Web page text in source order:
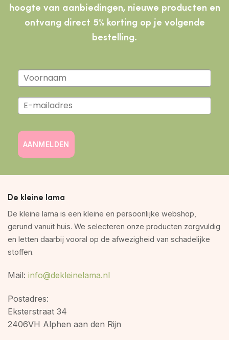
hoogte van aanbiedingen, nieuwe producten en
ontvang direct 5% korting op je volgende
bestelling.
AANMELDEN
De kleine lama
De kleine lama is een kleine en persoonlijke webshop,
gerund vanuit huis. We selecteren onze producten zorgvuldig
en letten daarbij vooral op de afwezigheid van schadelijke
stoffen.
Mail: info@dekleinelama.nl
Postadres:
Eksterstraat 34
2406VH Alphen aan den Rijn